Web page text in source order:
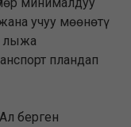
учуу мөөнөтү
лыжа
пландап
берген